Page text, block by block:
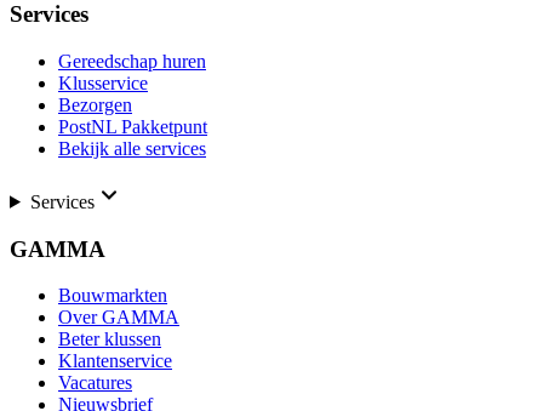
Services
Gereedschap huren
Klusservice
Bezorgen
PostNL Pakketpunt
Bekijk alle services
Services
GAMMA
Bouwmarkten
Over GAMMA
Beter klussen
Klantenservice
Vacatures
Nieuwsbrief